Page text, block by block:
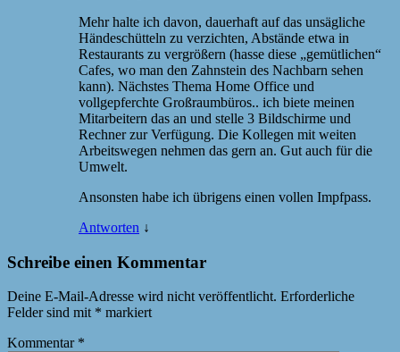
Mehr halte ich davon, dauerhaft auf das unsägliche
Händeschütteln zu verzichten, Abstände etwa in
Restaurants zu vergrößern (hasse diese „gemütlichen“
Cafes, wo man den Zahnstein des Nachbarn sehen
kann). Nächstes Thema Home Office und
vollgepferchte Großraumbüros.. ich biete meinen
Mitarbeitern das an und stelle 3 Bildschirme und
Rechner zur Verfügung. Die Kollegen mit weiten
Arbeitswegen nehmen das gern an. Gut auch für die
Umwelt.
Ansonsten habe ich übrigens einen vollen Impfpass.
Antworten ↓
Schreibe einen Kommentar
Deine E-Mail-Adresse wird nicht veröffentlicht. Erforderliche
Felder sind mit * markiert
Kommentar *